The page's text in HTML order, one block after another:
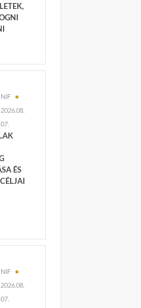
NIF
2026.08.
07.
ÉS
NIF
2026.08.
07.